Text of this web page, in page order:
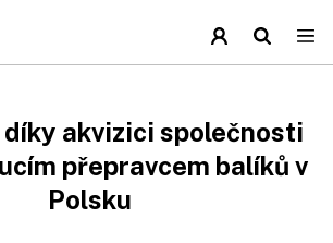
díky akvizici společnosti
přepravcem balíků v
Polsku